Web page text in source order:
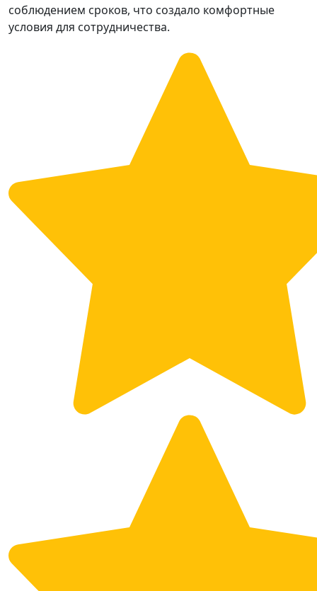
соблюдением сроков, что создало комфортные
условия для сотрудничества.